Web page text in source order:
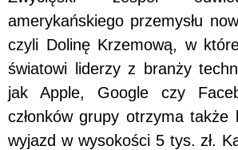
amerykańskiego przemysłu
czyli Dolinę Krzemową, w
światowi liderzy z branży
jak Apple, Google czy
członków grupy otrzyma także
wyjazd w wysokości 5 tys. zł.